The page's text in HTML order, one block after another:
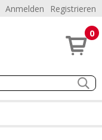
Anmelden Registrieren
0